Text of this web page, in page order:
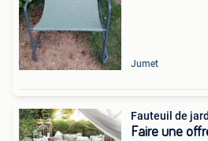
Jumet
Fauteuil de
Faire une